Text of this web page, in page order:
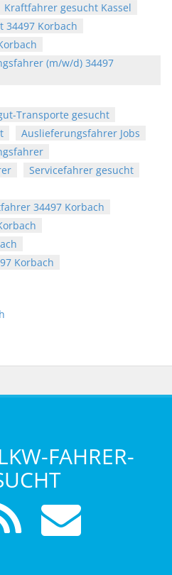
Kraftfahrer gesucht Kassel
34497 Korbach
(m/w/d) 34497
Transporte gesucht
Auslieferungsfahrer Jobs
Servicefahrer gesucht
34497 Korbach
Korbach
FAHRER-